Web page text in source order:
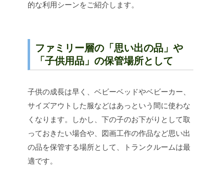
的な利用シーンをご紹介します。
ファミリー層の「思い出の品」や
「子供用品」の保管場所として
子供の成長は早く、ベビーベッドやベビーカー、
サイズアウトした服などはあっという間に使わな
くなります。しかし、下の子のお下がりとして取
っておきたい場合や、図画工作の作品など思い出
の品を保管する場所として、トランクルームは最
適です。